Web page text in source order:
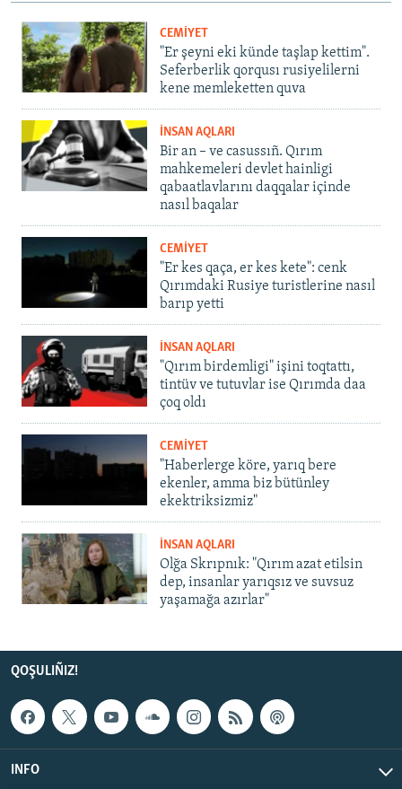
CEMİYET
"Er şeyni eki künde taşlap kettim".
Seferberlik qorqusı rusiyelilerni
kene memleketten quva
İNSAN AQLARI
Bir an – ve casussıñ. Qırım
mahkemeleri devlet hainligi
qabaatlavlarını daqqalar içinde
nasıl baqalar
CEMİYET
"Er kes qaça, er kes kete": cenk
Qırımdaki Rusiye turistlerine nasıl
barıp yetti
İNSAN AQLARI
"Qırım birdemligi" işini toqtattı,
tintüv ve tutuvlar ise Qırımda daa
çoq oldı
CEMİYET
"Haberlerge köre, yarıq bere
ekenler, amma biz bütünley
ekektriksizmiz"
İNSAN AQLARI
Olğa Skrıpnık: "Qırım azat etilsin
dep, insanlar yarıqsız ve suvsuz
yaşamağa azırlar"
QOŞULIÑIZ!
INFO